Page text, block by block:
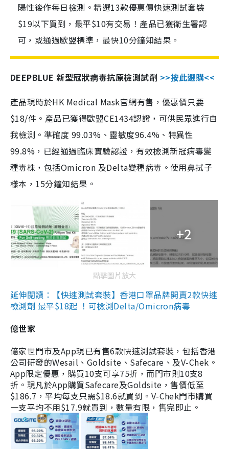
陽性後作每日檢測。精選13款優惠價快速測試套裝
$19以下買到，最平$10有交易！產品已獲衛生署認
可，或通過歐盟標準，最快10分鐘知結果。
DEEPBLUE 新型冠狀病毒抗原檢測試劑 >>按此選購<<
產品現時於HK Medical Mask官網有售，優惠價只要
$18/件。產品已獲得歐盟CE1434認證，可供民眾進行自
我檢測。準確度 99.03%、靈敏度96.4%、特異性
99.8%，已經通過臨床實驗認證，有效檢測新冠病毒變
種毒株，包括Omicron 及Delta變種病毒。使用鼻拭子
樣本，15分鐘知結果。
+2
點擊圖片放大
延伸閱讀：【快速測試套裝】香港口罩品牌開賣2款快速
檢測劑 最平$18起 ！可檢測Delta/Omicron病毒
億世家
億家世門市及App現已有售6款快速測試套裝，包括香港
公司研發的Wesail、Goldsite、Safecare、及V-Chek。
App限定優惠，購買10支可享75折，而門市則10支8
折。現凡於App購買Safecare及Goldsite，售價低至
$186.7，平均每支只需$18.6就買到。V-Chek門市購買
一支平均不用$17.9就買到，數量有限，售完即止。